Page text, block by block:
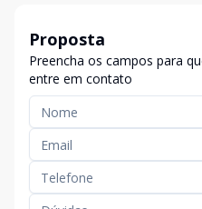
Proposta
Preencha os campos para
entre em contato